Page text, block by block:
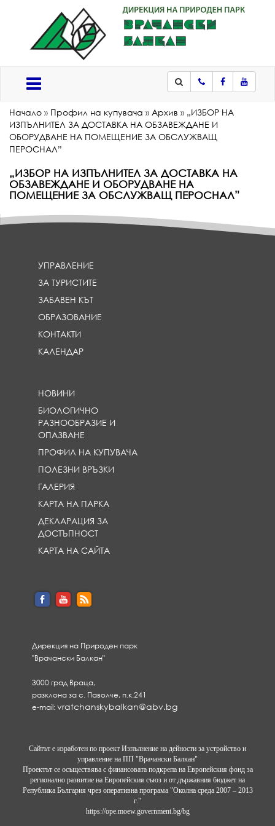
ТелефонFacebook
Начало » Профил на купувача » Архив » „ИЗБОР НА
ИЗПЪЛНИТЕЛ ЗА ДОСТАВКА НА ОБЗАВЕЖДАНЕ И
ОБОРУДВАНЕ НА ПОМЕЩЕНИЕ ЗА ОБСЛУЖВАЩ
ПЕРОСНАЛ”
„ИЗБОР НА ИЗПЪЛНИТЕЛ ЗА ДОСТАВКА НА
ОБЗАВЕЖДАНЕ И ОБОРУДВАНЕ НА
ПОМЕЩЕНИЕ ЗА ОБСЛУЖВАЩ ПЕРОСНАЛ”
УПРАВЛЕНИЕ
ЗА ТУРИСТИТЕ
ЗАБАВЕН КЪТ
ОБРАЗОВАНИЕ
КОНТАКТИ
КАЛЕНДАР
НОВИНИ
БИОЛОГИЧНО
РАЗНООБРАЗИЕ И
ОПАЗВАНЕ
ПРОФИЛ НА КУПУВАЧА
ПОЛЕЗНИ ВРЪЗКИ
ГАЛЕРИЯ
КАРТА НА ПАРКА
ДЕКЛАРАЦИЯ ЗА
ДОСТЪПНОСТ
КАРТА НА САЙТА
Дирекция на Природен парк
"Врачански Балкан"
3000 град Враца,
разклона за с. Паволче, п.к.241
e-mail:vratchanskybalkan@abv.bg
Сайтът е изработен по проект Изпълнение на дейности за устройство и
управление на ПП "Врачански Балкан"
Проектът се осъществява с финансовата подкрепа на Европейския фонд за
регионално развитие на Европейския съюз и от държавния бюджет на
Република България чрез оперативна програма "Околна среда 2007 – 2013
г."
https://ope.moew.government.bg/bg